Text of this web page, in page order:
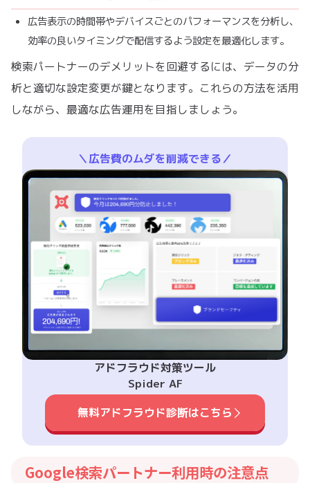
広告表示の時間帯やデバイスごとのパフォーマンスを分析し、
効率の良いタイミングで配信するよう設定を最適化します。
検索パートナーのデメリットを回避するには、データの分
析と適切な設定変更が鍵となります。これらの方法を活用
しながら、最適な広告運用を目指しましょう。
＼広告費のムダを削減できる／
アドフラウド対策ツール
Spider AF
無料アドフラウド診断はこちら
Google検索パートナー利用時の注意点